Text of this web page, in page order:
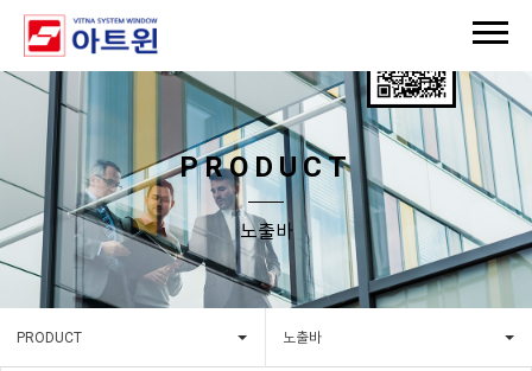
PRODUCT
노출바
PRODUCT 노출바